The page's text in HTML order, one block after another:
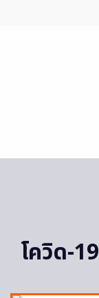
โควิด-19